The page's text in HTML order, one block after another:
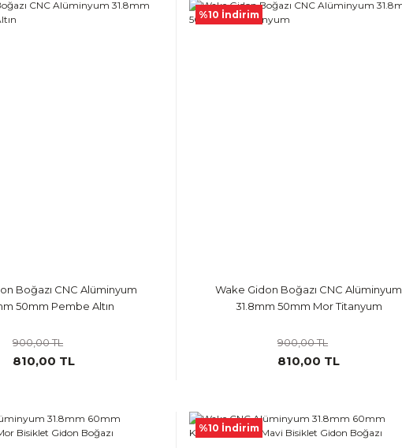
Boğazı CNC Alüminyum
50mm Pembe Altın
900,00 TL
810,00 TL
%10 İndirim
Wake Gidon Boğazı CNC Alüminyum
31.8mm 50mm Mor Titanyum
900,00 TL
810,00 TL
%10 İndirim